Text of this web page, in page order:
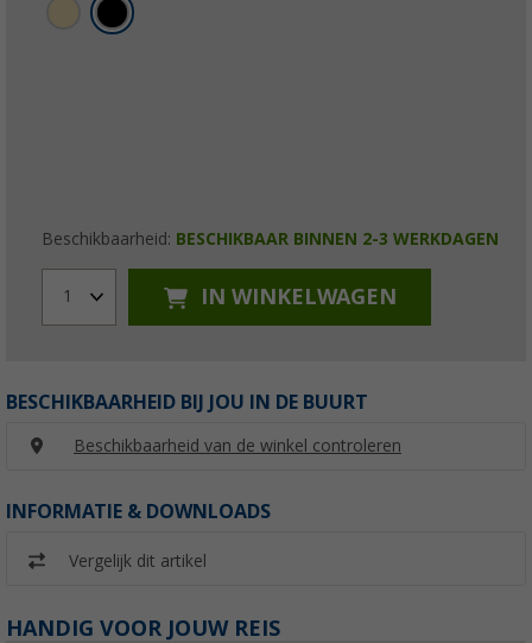
Beschikbaarheid: BESCHIKBAAR BINNEN 2-3 WERKDAGEN
1 IN WINKELWAGEN
BESCHIKBAARHEID BIJ JOU IN DE BUURT
Beschikbaarheid van de winkel controleren
INFORMATIE & DOWNLOADS
Vergelijk dit artikel
HANDIG VOOR JOUW REIS